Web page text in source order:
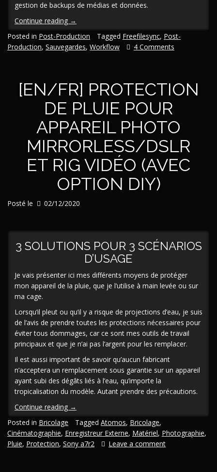
gestion de backups de médias et données.
Continue reading « [En/Fr]
Tutoriel
|
Backups
des
données,
partie
:
→
Posted in Post-Production Tagged Freefilesync, Post-
Production, Sauvegardes, Workflow 4 Comments
[EN/FR] PROTECTION
DE PLUIE POUR
APPAREIL PHOTO
MIRRORLESS/DSLR
ET RIG VIDÉO (AVEC
OPTION DIY)
Posté le 02/12/2020
3 SOLUTIONS POUR 3 SCÉNARIOS
D’USAGE
Je vais présenter ici mes différents moyens de protéger
mon appareil de la pluie, que je l’utilise à main levée ou sur
ma cage.
Lorsqu’il pleut ou qu’il y a risque de projections d’eau, je suis
de l’avis de prendre toutes les protections nécessaires pour
éviter tous dommages, car ce sont mes outils de travail
principaux et que je n’ai pas l’argent pour les remplacer.
Il est aussi important de savoir qu’aucun fabricant
n’acceptera un remplacement sous garantie sur un appareil
ayant subi des dégâts liés à l’eau, qu’importe la
tropicalisation du modèle. Autant prendre des précautions.
Continue reading « [En/Fr]
Protection
de
pluie
pour
→
Posted in Bricolage Tagged Atomos, Bricolage,
Cinématographie, Enregistreur Externe, Matériel, Photographie,
Pluie, Protection, Sony a7r2 Leave a comment